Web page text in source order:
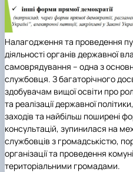
Налагодження та проведення
діяльності органів державної
самоврядування – одна з
службовця. З багаторічного
здобувачам вищої освіти про
та реалізації державної
заходів та найбільш поширені
консультацій, зупинилася на
службовців з громадськістю,
організації та проведення
територіальними громадами.